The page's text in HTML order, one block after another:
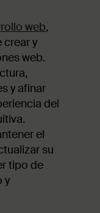
web,
crear y
web.
y afinar
del
el
su
tipo de
y